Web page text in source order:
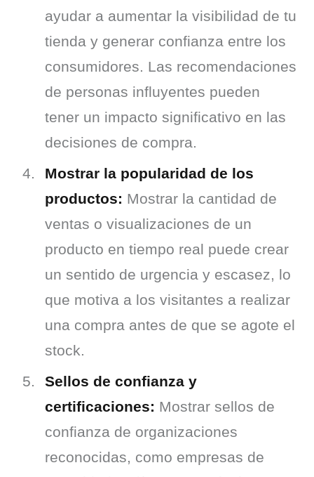
ayudar a aumentar la visibilidad de tu
tienda y generar confianza entre los
consumidores. Las recomendaciones
de personas influyentes pueden
tener un impacto significativo en las
decisiones de compra.
Mostrar la popularidad de los
productos: Mostrar la cantidad de
ventas o visualizaciones de un
producto en tiempo real puede crear
un sentido de urgencia y escasez, lo
que motiva a los visitantes a realizar
una compra antes de que se agote el
stock.
Sellos de confianza y
certificaciones: Mostrar sellos de
confianza de organizaciones
reconocidas, como empresas de